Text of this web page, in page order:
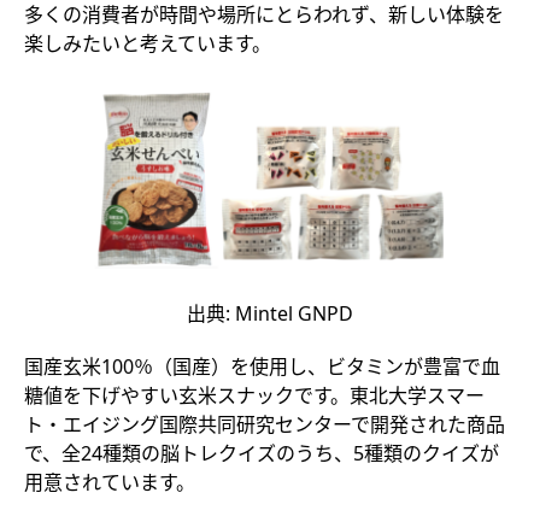
多くの消費者が時間や場所にとらわれず、新しい体験を
楽しみたいと考えています。
出典: Mintel GNPD
国産玄米100％（国産）を使用し、ビタミンが豊富で血
糖値を下げやすい玄米スナックです。東北大学スマー
ト・エイジング国際共同研究センターで開発された商品
で、全24種類の脳トレクイズのうち、5種類のクイズが
用意されています。